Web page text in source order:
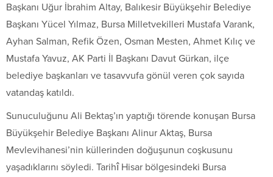
Başkanı Uğur İbrahim Altay, Balıkesir Büyükşehir Belediye
Başkanı Yücel Yılmaz, Bursa Milletvekilleri Mustafa Varank,
Ayhan Salman, Refik Özen, Osman Mesten, Ahmet Kılıç ve
Mustafa Yavuz, AK Parti İl Başkanı Davut Gürkan, ilçe
belediye başkanları ve tasavvufa gönül veren çok sayıda
vatandaş katıldı.
Sunuculuğunu Ali Bektaş’ın yaptığı törende konuşan Bursa
Büyükşehir Belediye Başkanı Alinur Aktaş, Bursa
Mevlevihanesi’nin küllerinden doğuşunun coşkusunu
yaşadıklarını söyledi. Tarihî Hisar bölgesindeki Bursa